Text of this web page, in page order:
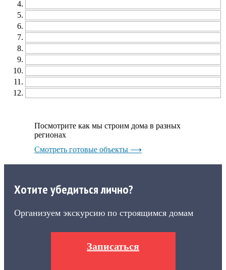
Посмотрите как мы строим дома в разных
регионах
Смотреть готовые объекты ⟶
Хотите убедиться лично?
Организуем экскурсию по строящимся домам
Записаться